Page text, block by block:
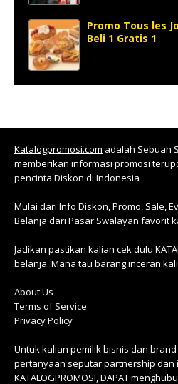
Promo Tous les
Beli 1 Gratis 1
Katalogpromosi.com adalah Sebuah
memberikan informasi promosi
pencinta Diskon di Indonesia
Mulai dari Info Diskon, Promo, Sale,
Belanja dari Pasar Swalayan favorit
Jadikan pastikan kalian cek dulu
belanja. Mana tau barang inceran
About Us
Terms of Service
Privacy Policy
Untuk kalian pemilik bisnis dan
pertanyaan seputar partnership dan
KATALOGPROMOSI, DAPAT